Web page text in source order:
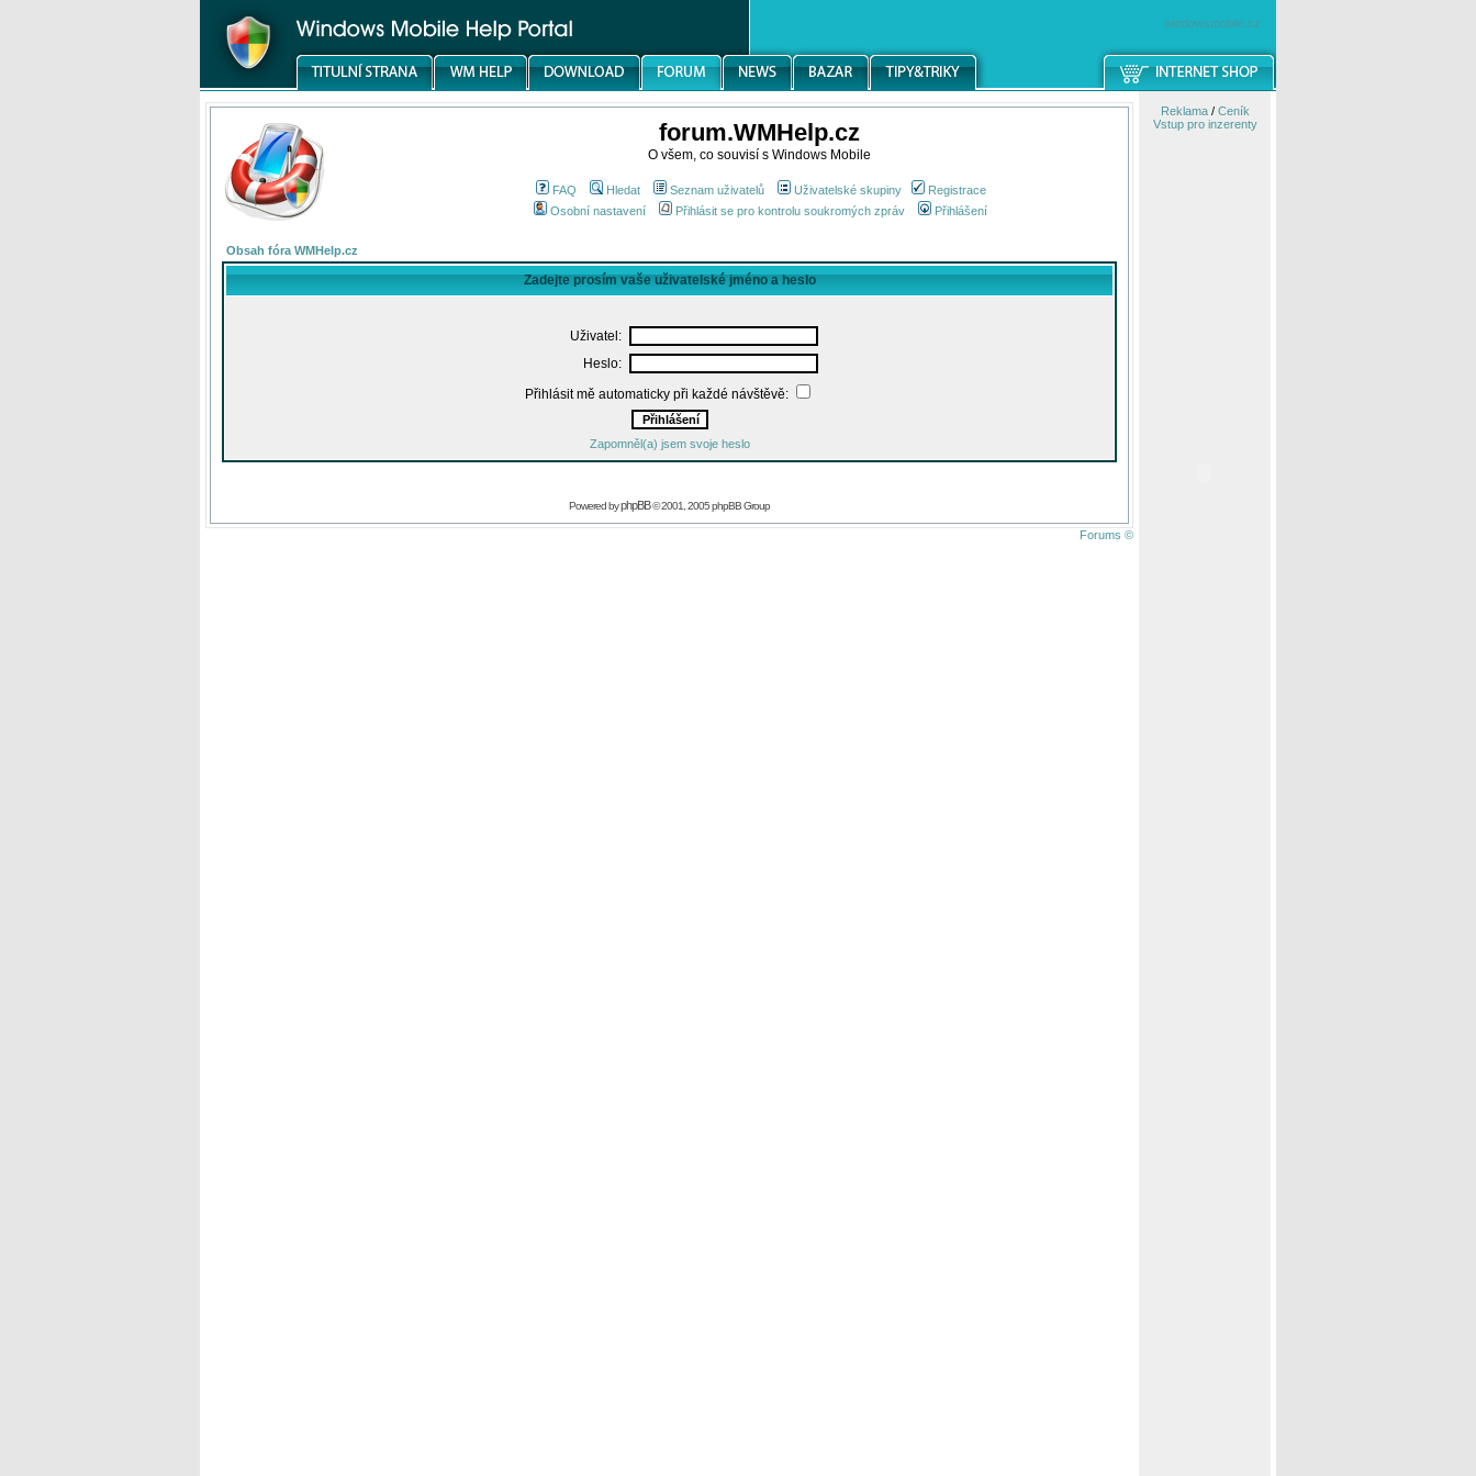
windowsmobile.cz
forum.WMHelp.cz
O všem, co souvisí s Windows Mobile
FAQ Hledat Seznam uživatelů Uživatelské skupiny
Registrace
Osobní nastavení
Přihlásit se pro kontrolu soukromých zpráv Přihlášení
Obsah fóra WMHelp.cz
Zadejte prosím vaše uživatelské jméno a heslo
Uživatel:
Heslo:
Přihlásit mě automaticky při každé návštěvě:
Zapomněl(a) jsem svoje heslo
Powered byphpBB© 2001, 2005 phpBB Group
Forums ©
Reklama/ Ceník
Vstup pro inzerenty